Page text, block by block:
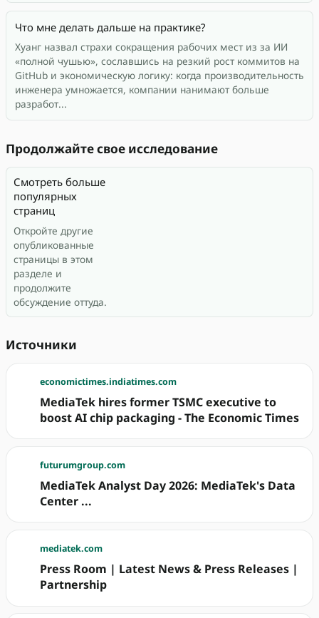
Что мне делать дальше на практике?
Хуанг назвал страхи сокращения рабочих мест из за ИИ
«полной чушью», сославшись на резкий рост коммитов на
GitHub и экономическую логику: когда производительность
инженера умножается, компании нанимают больше
разработ...
Продолжайте свое исследование
Смотреть больше
популярных
страниц
Откройте другие
опубликованные
страницы в этом
разделе и
продолжите
обсуждение оттуда.
Источники
economictimes.indiatimes.com
MediaTek hires former TSMC executive to
boost AI chip packaging - The Economic Times
futurumgroup.com
MediaTek Analyst Day 2026: MediaTek's Data
Center ...
mediatek.com
Press Room | Latest News & Press Releases |
Partnership